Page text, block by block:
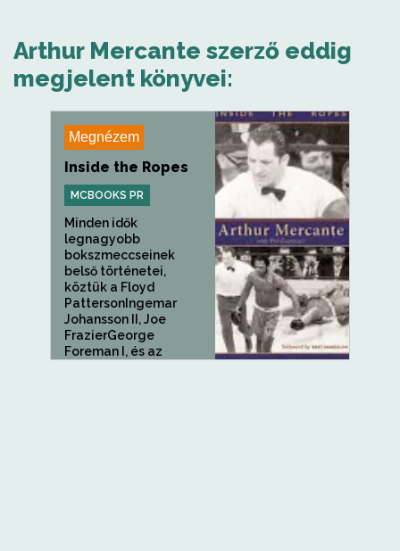
Arthur Mercante szerző eddig
megjelent könyvei:
Megnézem
Inside the Ropes
MCBOOKS PR
Minden idők
legnagyobb
bokszmeccseinek
belső történetei,
köztük a Floyd
PattersonIngemar
Johansson II, Joe
FrazierGeorge
Foreman I, és az